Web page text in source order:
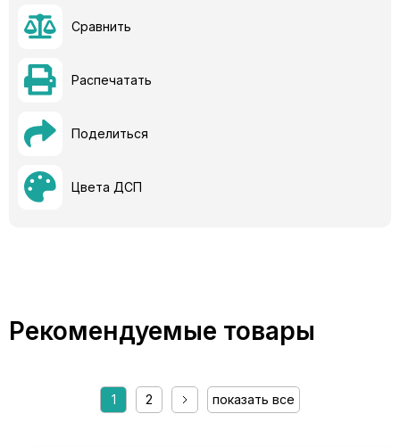
Сравнить
Распечатать
Поделиться
Цвета ДСП
Рекомендуемые товары
1 2 показать все